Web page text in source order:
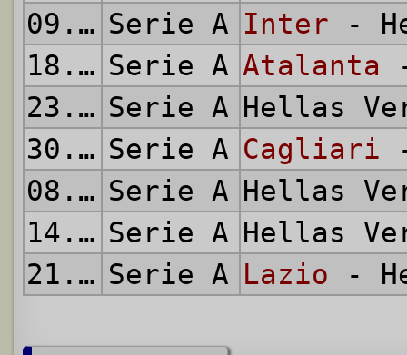
09.04.2022 Serie A Inter -
18.04.2022 Serie A Atalanta
23.04.2022 Serie A Hellas
30.04.2022 Serie A Cagliari
08.05.2022 Serie A Hellas
14.05.2022 Serie A Hellas
21.05.2022 Serie A Lazio -